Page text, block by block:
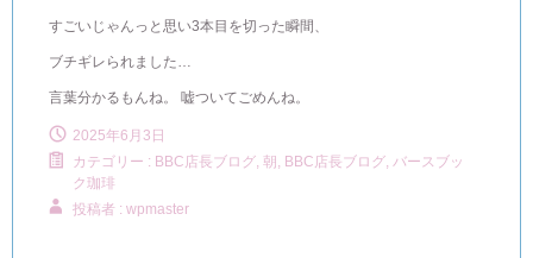
すごいじゃんっと思い3本目を切った瞬間、
ブチギレられました…
言葉分かるもんね。 嘘ついてごめんね。
2025年6月3日
カテゴリー : BBC店長ブログ, 朝, BBC店長ブログ, バースブッ
ク珈琲
投稿者 : wpmaster